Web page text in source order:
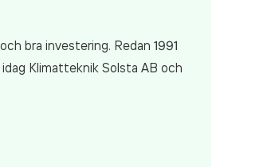
bra investering. Redan 1991
Klimatteknik Solsta AB och